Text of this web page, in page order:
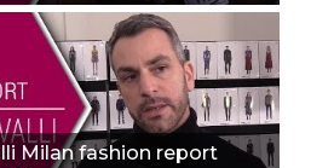
Milan fashion report